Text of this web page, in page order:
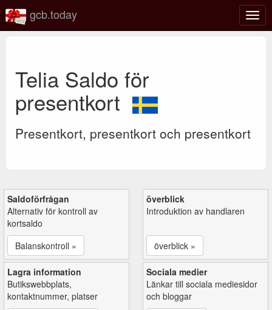
gcb.today
Telia Saldo för
presentkort
Presentkort, presentkort och presentkort
Saldoförfrågan
Alternativ för kontroll av
kortsaldo
Balanskontroll »
överblick
Introduktion av handlaren
överblick »
Lagra information
Butikswebbplats,
kontaktnummer, platser
Sociala medier
Länkar till sociala mediesidor
och bloggar